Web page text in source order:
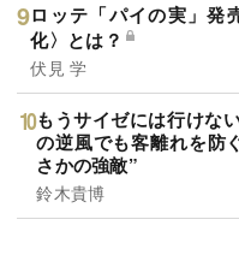
ロッテ「パイの実」発
化〉とは？
伏見 学
もうサイゼには行けな
の逆風でも客離れを防
さかの強敵”
鈴木貴博